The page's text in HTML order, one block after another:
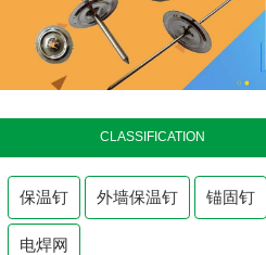
CLASSIFICATION
保温钉 外墙保温钉 锚固钉
电焊网